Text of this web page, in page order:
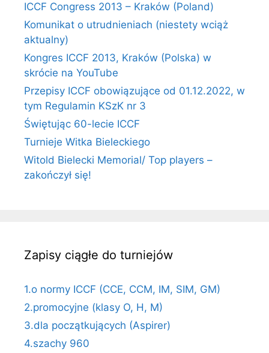
ICCF Congress 2013 – Kraków (Poland)
Komunikat o utrudnieniach (niestety wciąż
aktualny)
Kongres ICCF 2013, Kraków (Polska) w
skrócie na YouTube
Przepisy ICCF obowiązujące od 01.12.2022, w
tym Regulamin KSzK nr 3
Świętując 60-lecie ICCF
Turnieje Witka Bieleckiego
Witold Bielecki Memorial/ Top players –
zakończył się!
Zapisy ciągłe do turniejów
1.o normy ICCF (CCE, CCM, IM, SIM, GM)
2.promocyjne (klasy O, H, M)
3.dla początkujących (Aspirer)
4.szachy 960